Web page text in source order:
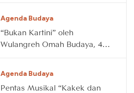
Agenda Budaya
“Bukan Kartini” oleh
Wulangreh Omah Budaya, 4
Agenda Budaya
Pentas Musikal “Kakek dan